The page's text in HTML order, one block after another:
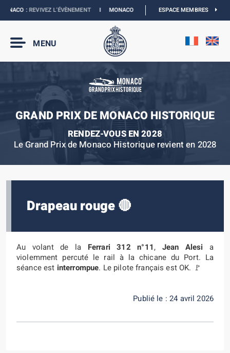
:REVIVEZ L’ÉVÈNEMENTI MONACO E-PRIX 2027 :NOUVELLES DATES
ESPACE MEMBRES
MENU
GRAND PRIX DE MONACO HISTORIQUE
RENDEZ-VOUS EN 2028
Le Grand Prix de Monaco Historique revient en 2028
Drapeau rouge 🔴
Au volant de la Ferrari 312 n°11, Jean Alesi a
violemment percuté le rail à la chicane du Port. La
séance est interrompue. Le pilote français est OK. 🚩
Publié le : 24 avril 2026